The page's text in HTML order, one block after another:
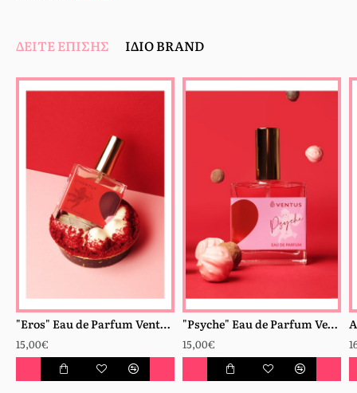
ΔΕΊΤΕ ΕΠΊΣΗΣ ΊΔΙΟ BRAND
"Eros" Eau de Parfum Ventus 100ml
15,00€
"Psyche" Eau de Parfum Ventus 100ml
15,00€